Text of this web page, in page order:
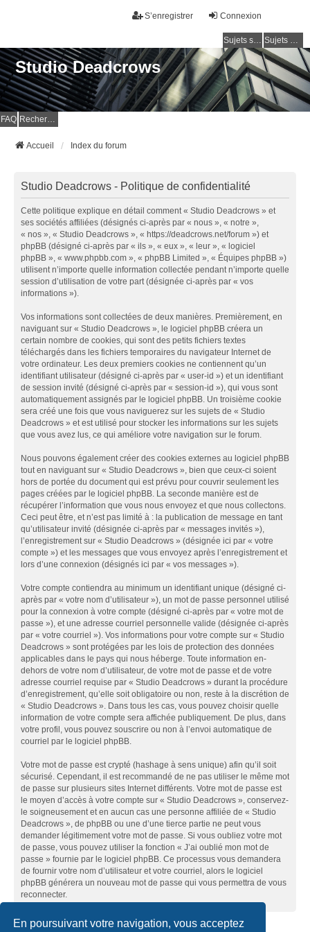
En poursuivant votre navigation, vous acceptez
Connexion
S’enregistrer
Sujets sans réponse Sujets actifs
Studio Deadcrows
FAQ Rechercher
Accueil Index du forum
Studio Deadcrows - Politique de confidentialité
Cette politique explique en détail comment « Studio Deadcrows » et
ses sociétés affiliées (désignés ci-après par « nous », « notre »,
« nos », « Studio Deadcrows », « https://deadcrows.net/forum ») et
phpBB (désigné ci-après par « ils », « eux », « leur », « logiciel
phpBB », « www.phpbb.com », « phpBB Limited », « Équipes phpBB »)
utilisent n’importe quelle information collectée pendant n’importe quelle
session d’utilisation de votre part (désignée ci-après par « vos
informations »).
Vos informations sont collectées de deux manières. Premièrement, en
naviguant sur « Studio Deadcrows », le logiciel phpBB créera un
certain nombre de cookies, qui sont des petits fichiers textes
téléchargés dans les fichiers temporaires du navigateur Internet de
votre ordinateur. Les deux premiers cookies ne contiennent qu’un
identifiant utilisateur (désigné ci-après par « user-id ») et un identifiant
de session invité (désigné ci-après par « session-id »), qui vous sont
automatiquement assignés par le logiciel phpBB. Un troisième cookie
sera créé une fois que vous naviguerez sur les sujets de « Studio
Deadcrows » et est utilisé pour stocker les informations sur les sujets
que vous avez lus, ce qui améliore votre navigation sur le forum.
Nous pouvons également créer des cookies externes au logiciel phpBB
tout en naviguant sur « Studio Deadcrows », bien que ceux-ci soient
hors de portée du document qui est prévu pour couvrir seulement les
pages créées par le logiciel phpBB. La seconde manière est de
récupérer l’information que vous nous envoyez et que nous collectons.
Ceci peut être, et n’est pas limité à : la publication de message en tant
qu’utilisateur invité (désignée ci-après par « messages invités »),
l’enregistrement sur « Studio Deadcrows » (désignée ici par « votre
compte ») et les messages que vous envoyez après l’enregistrement et
lors d’une connexion (désignés ici par « vos messages »).
Votre compte contiendra au minimum un identifiant unique (désigné ci-
après par « votre nom d’utilisateur »), un mot de passe personnel utilisé
pour la connexion à votre compte (désigné ci-après par « votre mot de
passe »), et une adresse courriel personnelle valide (désignée ci-après
par « votre courriel »). Vos informations pour votre compte sur « Studio
Deadcrows » sont protégées par les lois de protection des données
applicables dans le pays qui nous héberge. Toute information en-
dehors de votre nom d’utilisateur, de votre mot de passe et de votre
adresse courriel requise par « Studio Deadcrows » durant la procédure
d’enregistrement, qu’elle soit obligatoire ou non, reste à la discrétion de
« Studio Deadcrows ». Dans tous les cas, vous pouvez choisir quelle
information de votre compte sera affichée publiquement. De plus, dans
votre profil, vous pouvez souscrire ou non à l’envoi automatique de
courriel par le logiciel phpBB.
Votre mot de passe est crypté (hashage à sens unique) afin qu’il soit
sécurisé. Cependant, il est recommandé de ne pas utiliser le même mot
de passe sur plusieurs sites Internet différents. Votre mot de passe est
le moyen d’accès à votre compte sur « Studio Deadcrows », conservez-
le soigneusement et en aucun cas une personne affiliée de « Studio
Deadcrows », de phpBB ou une d’une tierce partie ne peut vous
demander légitimement votre mot de passe. Si vous oubliez votre mot
de passe, vous pouvez utiliser la fonction « J’ai oublié mon mot de
passe » fournie par le logiciel phpBB. Ce processus vous demandera
de fournir votre nom d’utilisateur et votre courriel, alors le logiciel
phpBB générera un nouveau mot de passe qui vous permettra de vous
reconnecter.